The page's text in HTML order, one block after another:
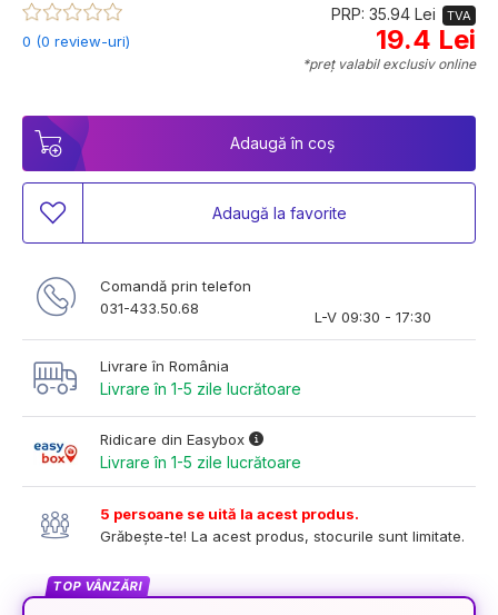
0 (0 review-uri)
PRP: 35.94 Lei TVA
19.4 Lei
*preț valabil exclusiv online
Adaugă în coș
Adaugă la favorite
Comandă prin telefon
031-433.50.68
L-V 09:30 - 17:30
Livrare în România
Livrare în 1-5 zile lucrătoare
Ridicare din Easybox
Livrare în 1-5 zile lucrătoare
5 persoane se uită la acest produs.
Grăbește-te! La acest produs, stocurile sunt limitate.
TOP VÂNZĂRI